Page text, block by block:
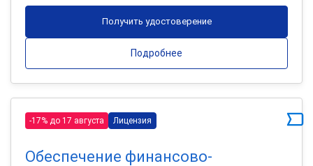
Получить удостоверение
Подробнее
-17% до 17 августа Лицензия
Обеспечение финансово-